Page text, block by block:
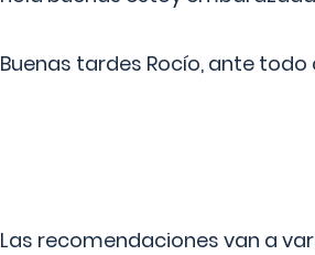
Buenas tardes Rocío, ante
Las recomendaciones van a